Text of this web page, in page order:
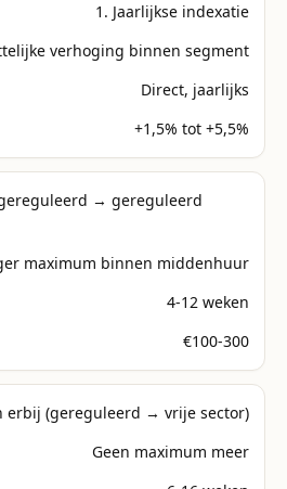
1. Jaarlijkse indexatie
verhoging binnen segment
Direct, jaarlijks
+1,5% tot +5,5%
→ gereguleerd
maximum binnen middenhuur
4-12 weken
€100-300
erbij (gereguleerd → vrije sector)
Geen maximum meer